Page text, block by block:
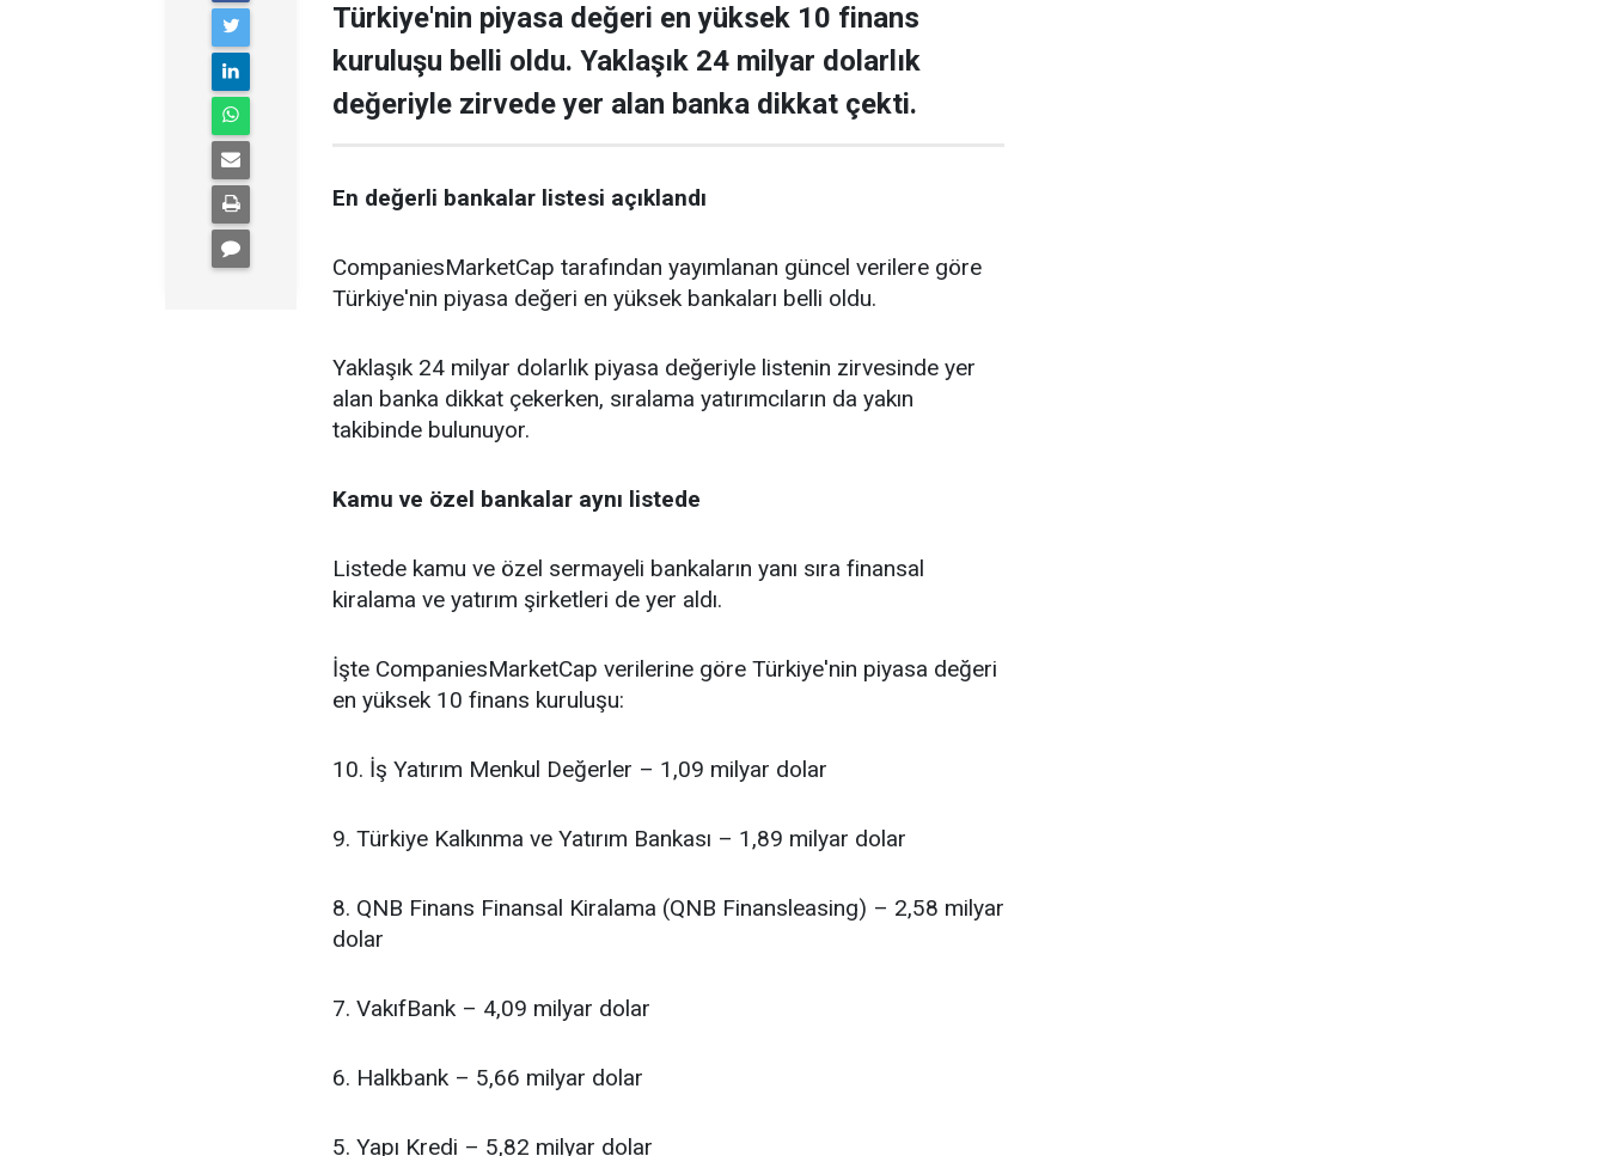
Türkiye'nin piyasa değeri en yüksek 10 finans
kuruluşu belli oldu. Yaklaşık 24 milyar dolarlık
değeriyle zirvede yer alan banka dikkat çekti.
En değerli bankalar listesi açıklandı
CompaniesMarketCap tarafından yayımlanan güncel verilere göre
Türkiye'nin piyasa değeri en yüksek bankaları belli oldu.
Yaklaşık 24 milyar dolarlık piyasa değeriyle listenin zirvesinde yer
alan banka dikkat çekerken, sıralama yatırımcıların da yakın
takibinde bulunuyor.
Kamu ve özel bankalar aynı listede
Listede kamu ve özel sermayeli bankaların yanı sıra finansal
kiralama ve yatırım şirketleri de yer aldı.
İşte CompaniesMarketCap verilerine göre Türkiye'nin piyasa değeri
en yüksek 10 finans kuruluşu:
10. İş Yatırım Menkul Değerler – 1,09 milyar dolar
9. Türkiye Kalkınma ve Yatırım Bankası – 1,89 milyar dolar
8. QNB Finans Finansal Kiralama (QNB Finansleasing) – 2,58 milyar
dolar
7. VakıfBank – 4,09 milyar dolar
6. Halkbank – 5,66 milyar dolar
5. Yapı Kredi – 5,82 milyar dolar